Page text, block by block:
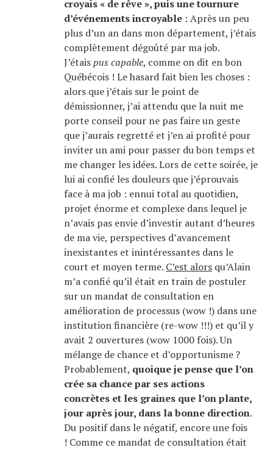
croyais « de rêve », puis une tournure
d’événements incroyable : Après un peu
plus d’un an dans mon département, j’étais
complètement dégoûté par ma job.
J’étaispus capable, comme on dit en bon
Québécois ! Le hasard fait bien les choses :
alors que j’étais sur le point de
démissionner, j’ai attendu que la nuit me
porte conseil pour ne pas faire un geste
que j’aurais regretté et j’en ai profité pour
inviter un ami pour passer du bon temps et
me changer les idées. Lors de cette soirée, je
lui ai confié les douleurs que j’éprouvais
face à ma job : ennui total au quotidien,
projet énorme et complexe dans lequel je
n’avais pas envie d’investir autant d’heures
de ma vie, perspectives d’avancement
inexistantes et inintéressantes dans le
court et moyen terme. C’est alors qu’Alain
m’a confié qu’il était en train de postuler
sur un mandat de consultation en
amélioration de processus (wow !) dans une
institution financière (re-wow !!!) et qu’il y
avait 2 ouvertures (wow 1000 fois). Un
mélange de chance et d’opportunisme ?
Probablement, quoique je pense que l’on
crée sa chance par ses actions
concrètes et les graines que l’on plante,
jour après jour, dans la bonne direction.
Du positif dans le négatif, encore une fois
! Comme ce mandat de consultation était